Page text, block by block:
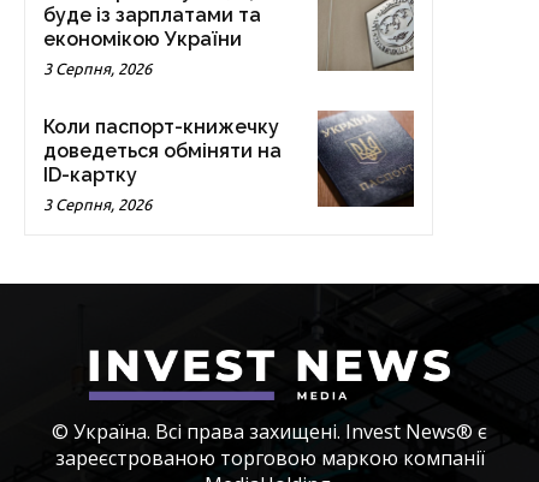
буде із зарплатами та
економікою України
3 Серпня, 2026
Коли паспорт-книжечку
доведеться обміняти на
ID-картку
3 Серпня, 2026
© Україна. Всі права захищені. Invest News® є
зареєстрованою торговою маркою компанії